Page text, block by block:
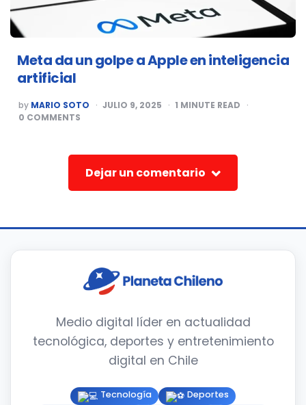
Meta da un golpe a Apple en inteligencia
artificial
POSTED
BY
by MARIO SOTO JULIO 9, 2025 1 MINUTE READ
0 COMMENTS
Dejar un comentario
Medio digital líder en actualidad
tecnológica, deportes y entretenimiento
digital en Chile
Tecnología
Deportes